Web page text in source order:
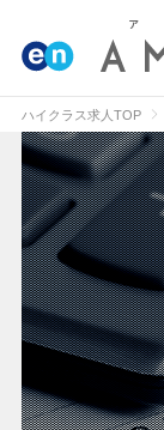
ハイクラス求人TOP